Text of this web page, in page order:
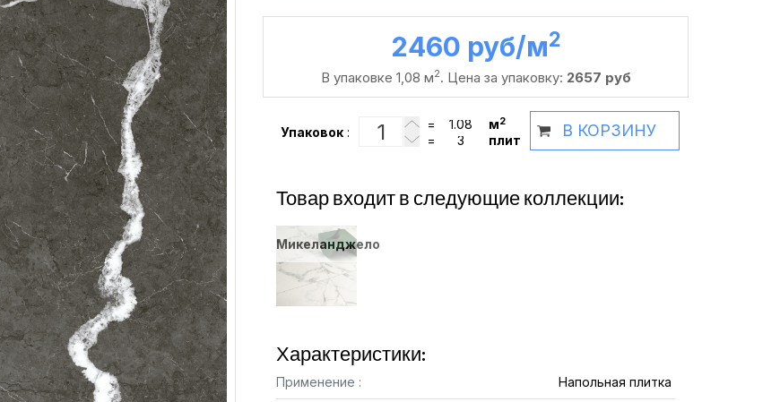
2460 руб /м2
В упаковке 1,08 м2. Цена за упаковку: 2657 руб
Упаковок :
= м2
= плит
В КОРЗИНУ
Товар входит в следующие коллекции:
Микеланджело
Характеристики:
Применение : Напольная плитка